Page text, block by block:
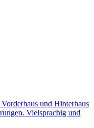
und Hinterhaus
Vielsprachig und